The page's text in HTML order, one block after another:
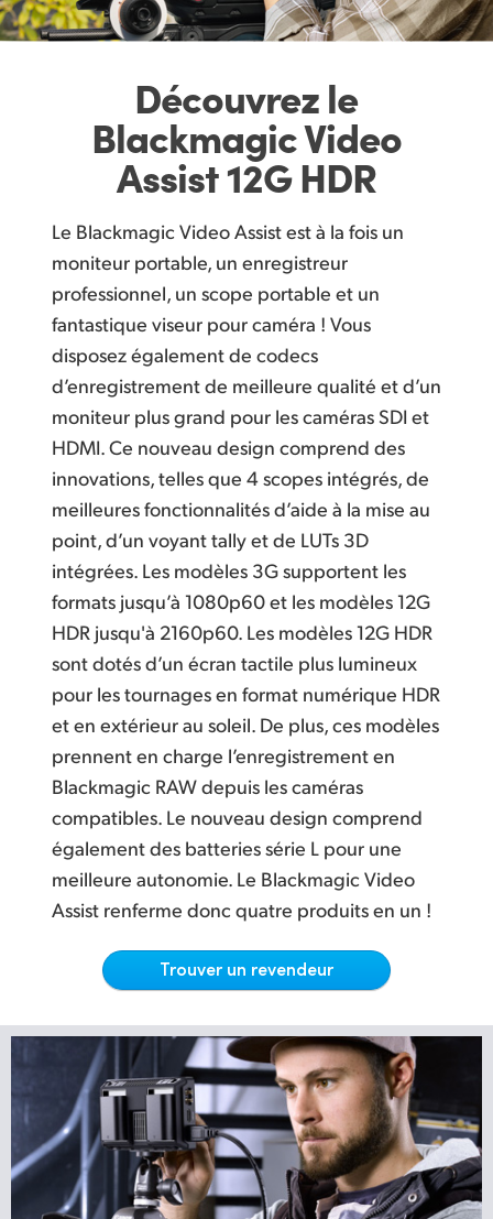
Finland
Germany
Hong Kong SAR, China
Italy
Japan
Korea
Mexico
Malaysia
Netherlands
New Zealand
Norway
Poland
Portugal
Singapore
South Africa
Spain
Sweden
Chinese Taipei
Turkey
Ukraine
United Kingdom
United States
Des formats qui facilitent la post‑production
Scopes intégrés conformes aux normes
Écran au gamut étendu sur les modèles HDR
C
hargez des LUTs 3D pour un look cinématographique
Saisie directe des métadonnées pour un montage plus rapide
Disponible en plusieurs langues
F
onctionne avec les logiciels vidéo les plus populaires
Découvrez le
BlackmagicVideo
Assist 12G HDR
Le Blackmagic Video Assist est à la fois un
moniteur portable, un enregistreur
professionnel, un scope portable et un
fantastique viseur pour caméra ! Vous
disposez également de codecs
d’enregistrement de meilleure qualité et d’un
moniteur plus grand pour les caméras SDI et
HDMI. Ce nouveau design comprend des
innovations, telles que 4 scopes intégrés, de
meilleures fonctionnalités d’aide à la mise au
point, d’un voyant tally et de LUTs 3D
intégrées. Les modèles 3G supportent les
formats jusqu’à 1080p60 et les modèles 12G
HDR jusqu'à 2160p60. Les modèles 12G HDR
sont dotés d’un écran tactile plus lumineux
pour les tournages en format numérique HDR
et en extérieur au soleil. De plus, ces modèles
prennent en charge l’enregistrement en
Blackmagic RAW depuis les caméras
compatibles. Le nouveau design comprend
également des batteries série L pour une
meilleure autonomie. Le Blackmagic Video
Assist renferme donc quatre produits en un !
Trouver un revendeur